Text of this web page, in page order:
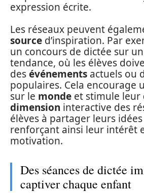
expression écrite.
Les réseaux peuvent
source d’inspiration. Par
un concours de dictée sur
tendance, où les élèves
desévénements actuels ou
populaires. Cela encourage
sur le monde et stimule leur
dimension interactive des
élèves à partager leurs
renforçant ainsi leur intérêt
motivation.
Des séances de dictée
captiver chaque enfant